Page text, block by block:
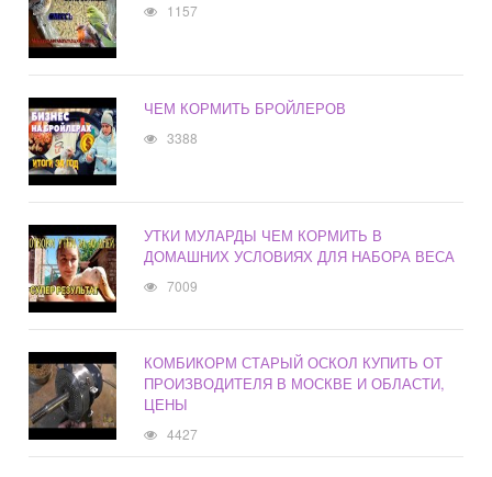
1157
ЧЕМ КОРМИТЬ БРОЙЛЕРОВ
3388
УТКИ МУЛАРДЫ ЧЕМ КОРМИТЬ В
ДОМАШНИХ УСЛОВИЯХ ДЛЯ НАБОРА ВЕСА
7009
КОМБИКОРМ СТАРЫЙ ОСКОЛ КУПИТЬ ОТ
ПРОИЗВОДИТЕЛЯ В МОСКВЕ И ОБЛАСТИ,
ЦЕНЫ
4427